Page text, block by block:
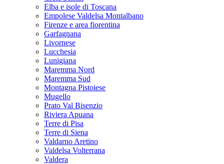
Elba e isole di Toscana
Empolese Valdelsa Montalbano
Firenze e area fiorentina
Garfagnana
Livornese
Lucchesia
Lunigiana
Maremma Nord
Maremma Sud
Montagna Pistoiese
Mugello
Prato Val Bisenzio
Riviera Apuana
Terre di Pisa
Terre di Siena
Valdarno Aretino
Valdelsa Volterrana
Valdera